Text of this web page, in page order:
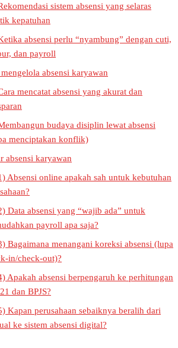
sistem absensi yang selaras
kepatuhan
absensi perlu “nyambung” dengan cuti,
dan payroll
absensi karyawan
mencatat absensi yang akurat dan
budaya disiplin lewat absensi
menciptakan konflik)
absensi karyawan
Absensi online apakah sah untuk kebutuhan
Data absensi yang “wajib ada” untuk
payroll apa saja?
Bagaimana menangani koreksi absensi (lupa
in/check-out)?
Apakah absensi berpengaruh ke perhitungan
dan BPJS?
Kapan perusahaan sebaiknya beralih dari
ke sistem absensi digital?